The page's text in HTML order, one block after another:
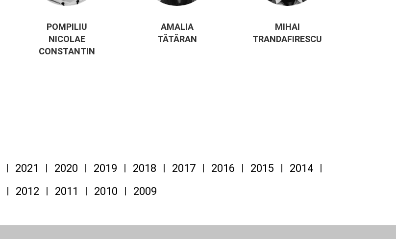
POMPILIU
NICOLAE
CONSTANTIN
AMALIA
TĂTĂRAN
MIHAI
TRANDAFIRESCU
2021 2020 2019 2018 2017 2016 2015
2014
2012 2011 2010 2009